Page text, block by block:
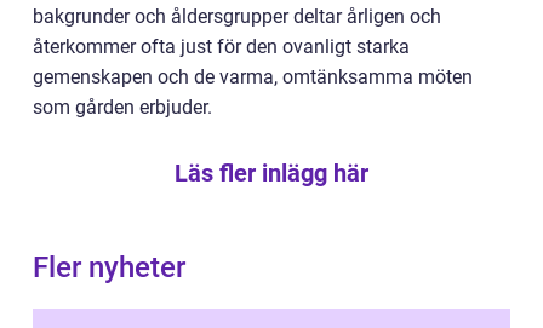
bakgrunder och åldersgrupper deltar årligen och
återkommer ofta just för den ovanligt starka
gemenskapen och de varma, omtänksamma möten
som gården erbjuder.
Läs fler inlägg här
Fler nyheter